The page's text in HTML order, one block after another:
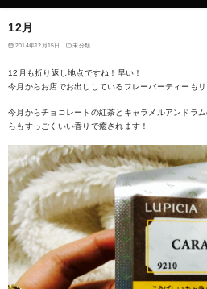
12月
2014年12月15日 未分類
12月も折り返し地点ですね！早い！
今月からお店でお出ししているフレーバーティーも
今月からチョコレートの紅茶とキャラメルアンドラ
らもすっごくいい香りで癒されます！